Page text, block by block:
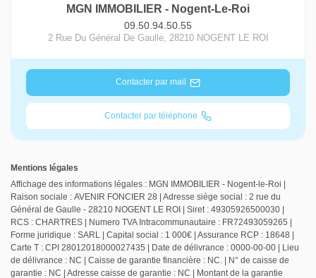
MGN IMMOBILIER - Nogent-Le-Roi
09.50.94.50.55
2 Rue Du Général De Gaulle, 28210 NOGENT LE ROI
Contacter par mail
Contacter par téléphone
Mentions légales
Affichage des informations légales : MGN IMMOBILIER - Nogent-le-Roi |
Raison sociale : AVENIR FONCIER 28 | Adresse siège social : 2 rue du
Général de Gaulle - 28210 NOGENT LE ROI | Siret : 49305926500030 |
RCS : CHARTRES | Numero TVA Intracommunautaire : FR72493059265 |
Forme juridique : SARL | Capital social : 1 000€ | Assurance RCP : 18648 |
Carte T : CPI 28012018000027435 | Date de délivrance : 0000-00-00 | Lieu
de délivrance : NC | Caisse de garantie financière : NC. | N° de caisse de
garantie : NC | Adresse caisse de garantie : NC | Montant de la garantie